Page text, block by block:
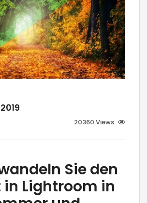
20360 Views
Sie den
in Lightroom in